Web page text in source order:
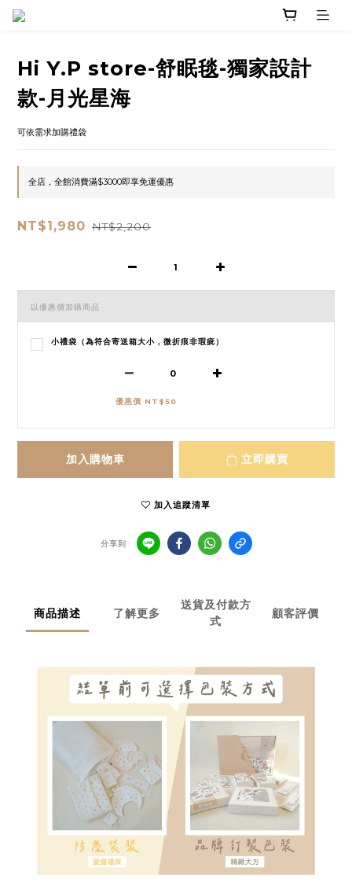
Hi Y.P store-舒眠毯-獨家設計
款-月光星海
可依需求加購禮袋
全店，全館消費滿$3000即享免運優惠
NT$1,980 NT$2,200
以優惠價加購商品
小禮袋（為符合寄送箱大小，微折痕非瑕疵）
優惠價 NT$50
加入購物車 立即購買
加入追蹤清單
分享到
商品描述 了解更多
送貨及付款方
式
顧客評價